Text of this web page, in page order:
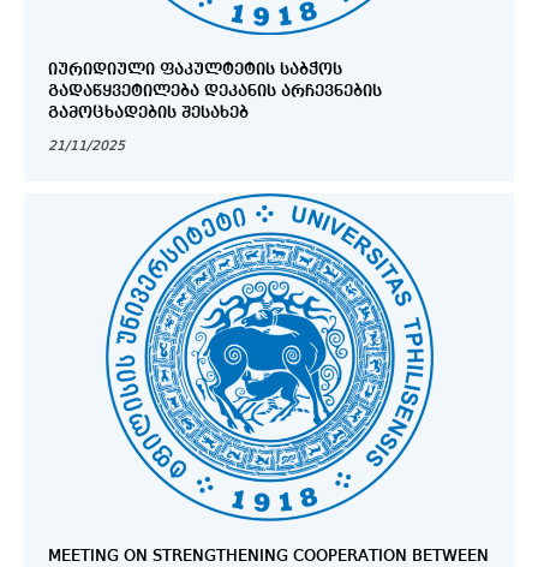
ᲘᲣᲠᲘᲓᲘᲣᲚᲘ ᲤᲐᲙᲣᲚᲢᲔᲢᲘᲡ ᲡᲐᲑᲭᲝᲡ
ᲒᲐᲓᲐᲬᲧᲕᲔᲢᲘᲚᲔᲑᲐ ᲓᲔᲙᲐᲜᲘᲡ ᲐᲠᲩᲔᲕᲜᲔᲑᲘᲡ
ᲒᲐᲛᲝᲪᲮᲐᲓᲔᲑᲘᲡ ᲨᲔᲡᲐᲮᲔᲑ
21/11/2025
MEETING ON STRENGTHENING COOPERATION BETWEEN